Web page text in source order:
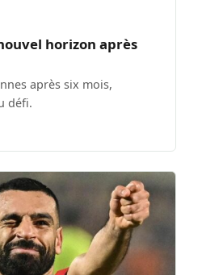
horizon après
après six mois,
défi.